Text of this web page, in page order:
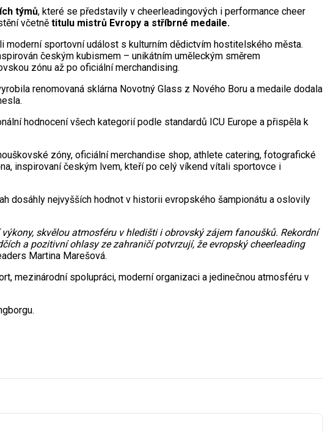
týmů, které se představily v cheerleadingových i performance cheer
včetně titulu mistrů Evropy a stříbrné medaile.
moderní sportovní událost s kulturním dědictvím hostitelského města.
českým kubismem – unikátním uměleckým směrem
zónu až po oficiální merchandising.
renomovaná sklárna Novotný Glass z Nového Boru a medaile dodala
hodnocení všech kategorií podle standardů ICU Europe a přispěla k
zóny, oficiální merchandise shop, athlete catering, fotografické
inspirovaní českým lvem, kteří po celý víkend vítali sportovce i
dosáhly nejvyšších hodnot v historii evropského šampionátu a oslovily
skvělou atmosféru v hledišti i obrovský zájem fanoušků. Rekordní
a pozitivní ohlasy ze zahraničí potvrzují, že evropský cheerleading
Martina Marešová.
mezinárodní spolupráci, moderní organizaci a jedinečnou atmosféru v